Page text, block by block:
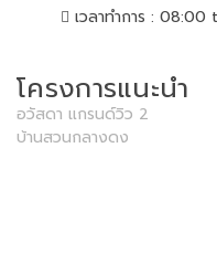
เวลาทำการ : 08:00
โครงการแนะนำ
อวัสดา แกรนด์วิว 2
บ้านสวนกลางดง